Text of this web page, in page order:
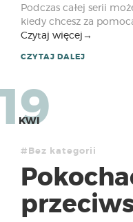
Podczas całej serii
kiedy chcesz za
Czytaj więcej →
CZYTAJ DALEJ
19
KWI
#Bez kategorii